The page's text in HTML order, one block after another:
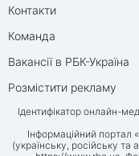
Контакти
Команда
Вакансії в РБК-Україна
Розмістити рекламу
Ідентифікатор онлайн-
Інформаційний портал
(українську, російську та